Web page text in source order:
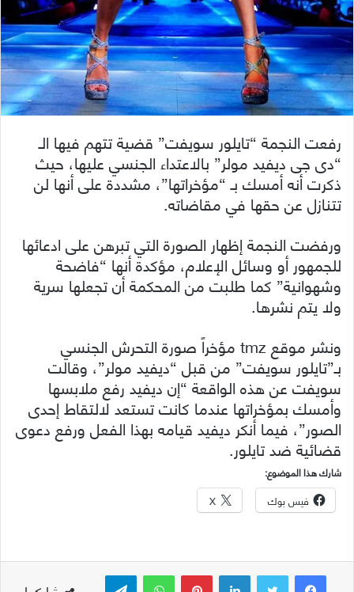
رفعت النجمة “تايلور سويفت” قضية تتهم فيها الـ
“دى جى ديفيد مولر” بالاعتداء الجنسي عليها، حيث
ذكرت أنه أمسك بـ “مؤخراتها”، مشددة على أنها لن
تتنازل عن حقها في مقاضاته.
ورفضت النجمة إظهار الصورة التي تبرهن على ادعائها
للجمهور أو وسائل الإعلام، مؤكدة أنها “فاضحة
وشهوانية” كما طلبت من المحكمة أن تجعلها سرية
ولا يتم نشرها.
ونشر موقع tmz مؤخراً صورة التحرش الجنسي
بـ”تايلور سويفت” من قبل “ديفيد مولر”، وقالت
سويفت عن هذه الواقعة “إن ديفيد رفع ملابسها
وأمسك بمؤخراتها عندما كانت تستعد لالتقاط إحدى
الصور”، فيما أنكر ديفيد قيامه بهذا الفعل ورفع دعوى
قضائية ضد تايلور.
شارك هذا الموضوع:
فيس بوك X
لينكدإن بينتيريست واتساب